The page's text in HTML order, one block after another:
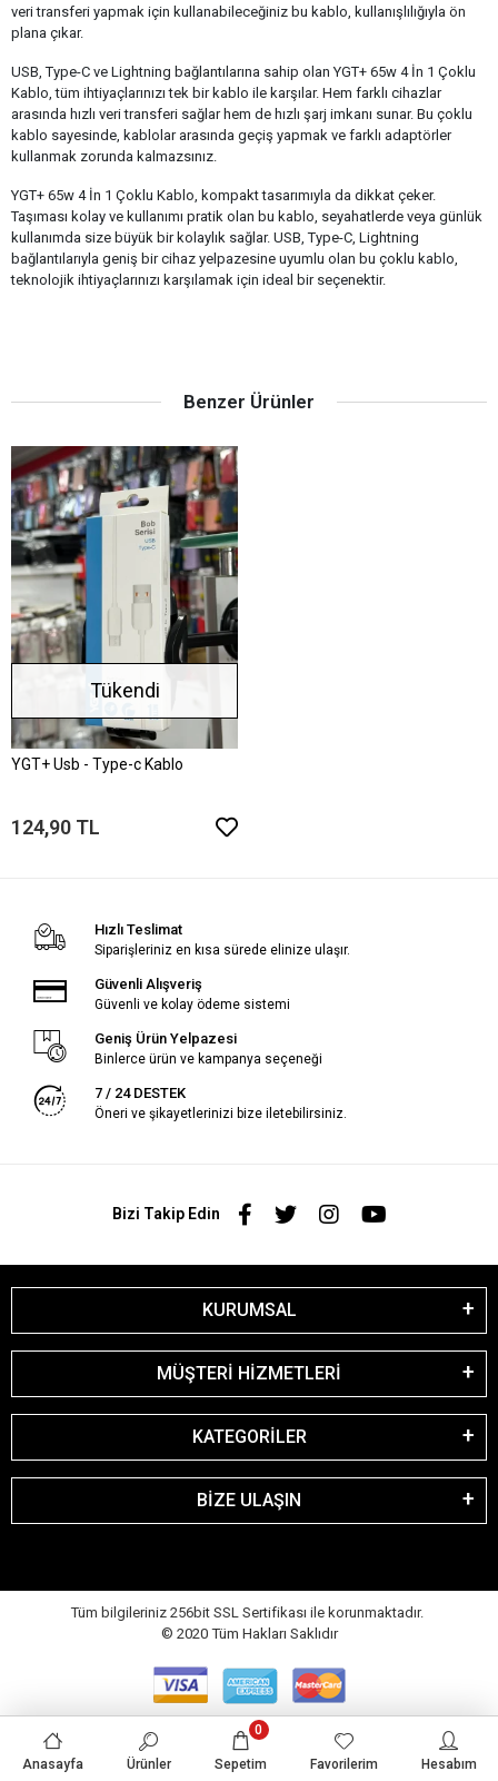
veri transferi yapmak için kullanabileceğiniz bu kablo, kullanışlılığıyla ön
plana çıkar.
USB, Type-C ve Lightning bağlantılarına sahip olan YGT+ 65w 4 İn 1 Çoklu
Kablo, tüm ihtiyaçlarınızı tek bir kablo ile karşılar. Hem farklı cihazlar
arasında hızlı veri transferi sağlar hem de hızlı şarj imkanı sunar. Bu çoklu
kablo sayesinde, kablolar arasında geçiş yapmak ve farklı adaptörler
kullanmak zorunda kalmazsınız.
YGT+ 65w 4 İn 1 Çoklu Kablo, kompakt tasarımıyla da dikkat çeker.
Taşıması kolay ve kullanımı pratik olan bu kablo, seyahatlerde veya günlük
kullanımda size büyük bir kolaylık sağlar. USB, Type-C, Lightning
bağlantılarıyla geniş bir cihaz yelpazesine uyumlu olan bu çoklu kablo,
teknolojik ihtiyaçlarınızı karşılamak için ideal bir seçenektir.
Benzer Ürünler
Tükendi
YGT+ Usb - Type-c Kablo
124,90 TL
Hızlı Teslimat
Siparişleriniz en kısa sürede elinize ulaşır.
Güvenli Alışveriş
Güvenli ve kolay ödeme sistemi
Geniş Ürün Yelpazesi
Binlerce ürün ve kampanya seçeneği
7 / 24 DESTEK
Öneri ve şikayetlerinizi bize iletebilirsiniz.
Bizi Takip Edin
KURUMSAL
MÜŞTERİ HİZMETLERİ
KATEGORİLER
BİZE ULAŞIN
Tüm bilgileriniz 256bit SSL Sertifikası ile korunmaktadır.
© 2020 Tüm Hakları Saklıdır
Anasayfa Ürünler Sepetim
0
Favorilerim Hesabım